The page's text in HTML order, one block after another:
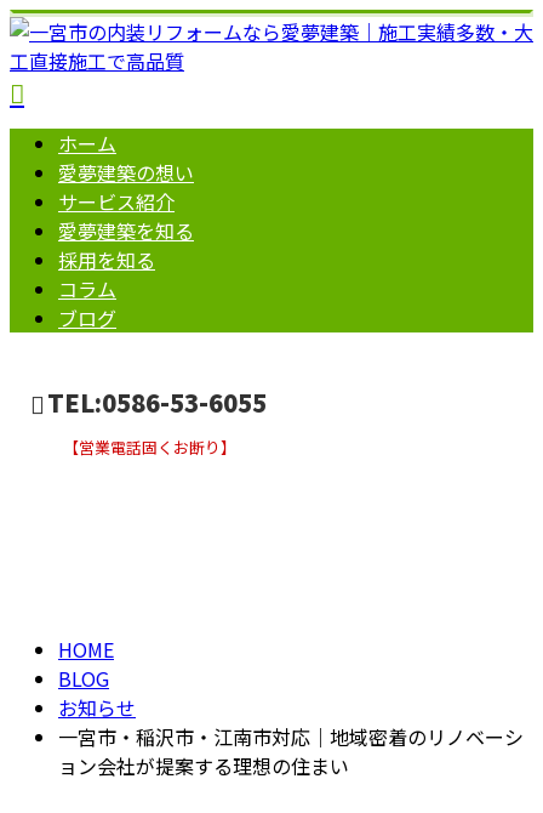
ホーム
愛夢建築の想い
サービス紹介
愛夢建築を知る
採用を知る
コラム
ブログ
TEL:0586-53-6055
【営業電話固くお断り】
HOME
BLOG
お知らせ
一宮市・稲沢市・江南市対応｜地域密着のリノベーシ
ョン会社が提案する理想の住まい